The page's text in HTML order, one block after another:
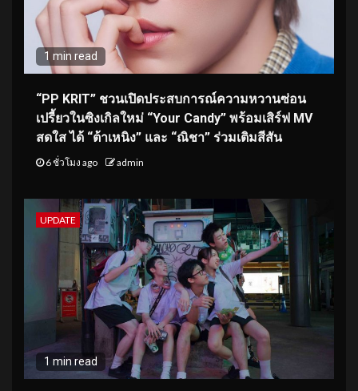
1 min read
“PP KRIT” ชวนเปิดประสบการณ์ความหวานซ่อน
เปรี้ยวในซิงเกิลใหม่ “Your Candy” พร้อมเสิร์ฟ MV
สดใส ได้ “ต้าเหนิง” และ “ณิชา” ร่วมเติมสีสัน
6 ชั่วโมง ago admin
UPDATE
1 min read